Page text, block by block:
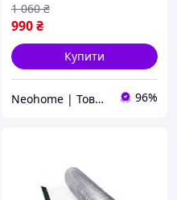
990₴
1 060 ₴
Купити
Neohome | Товари для дому та дачі 96%